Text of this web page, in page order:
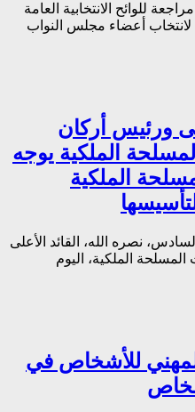
للوائح الانتخابية العامة
لانتخاب أعضاء مجلس النواب
ورئيس أركان
الملكية يوجه
الملكية
نصره الله، القائد الأعلى
الملكية، اليوم
المهني للأشخاص في